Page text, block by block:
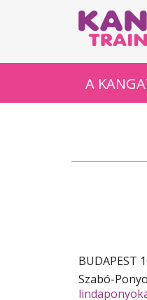
A
BUDAPEST
Szabó-